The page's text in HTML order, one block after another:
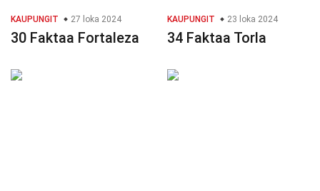
KAUPUNGIT 27 loka 2024
30 Faktaa Fortaleza
KAUPUNGIT 23 loka 2024
34 Faktaa Torla